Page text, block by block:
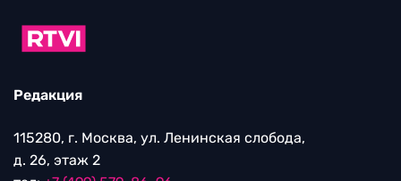
Редакция
115280, г. Москва, ул. Ленинская слобода,
д. 26, этаж 2